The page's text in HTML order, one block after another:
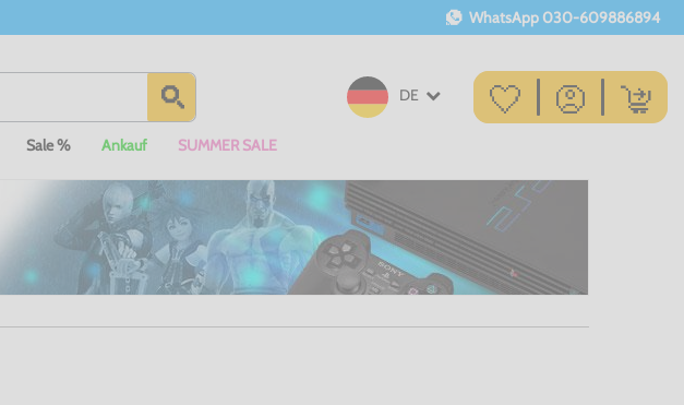
WhatsApp 030-609886894
DE
Sale % Ankauf SUMMER SALE